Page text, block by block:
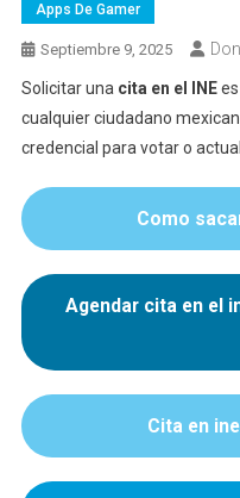
Apps De Gamer
Septiembre 9, 2025
Solicitar una cita en el INEes
cualquier ciudadano
credencial para votar o
Como
Agendar cita en el
Cita en